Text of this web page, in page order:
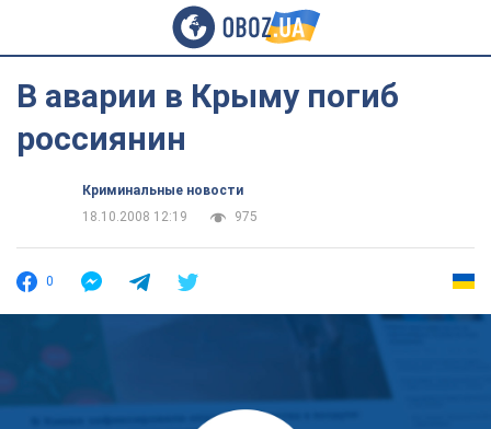
В аварии в Крыму погиб
россиянин
Криминальные новости
18.10.2008 12:19
975
0